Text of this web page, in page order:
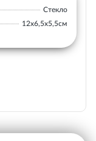
Стекло
12х6,5х5,5см